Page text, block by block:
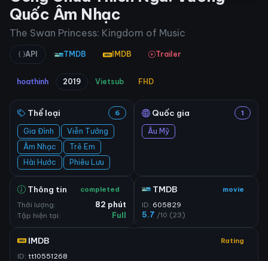
Quốc Âm Nhạc
The Swan Princess: Kingdom of Music
API TMDB IMDB Trailer
hoathinh 2019 Vietsub FHD
Thể loại 6
Gia Đình
Viễn Tưởng
Âm Nhạc
Trẻ Em
Hài Hước
Phiêu Lưu
Quốc gia 1
Âu Mỹ
Thông tin completed
Thời lượng:
82 phút
Tập hiện tại:
Full
TMDB movie
ID: 605829
5.7 /10 (23)
IMDB Rating
ID: tt10551268